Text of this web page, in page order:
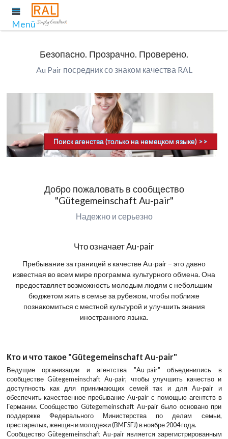
Menü
Безопасно. Прозрачно. Проверено.
Au Pair посредник со знаком качества RAL
Поиск агенства (только на немецком языке) >>
Добро пожаловать в сообщество
"Gütegemeinschaft Au-pair"
Надежно и серьезно
Что означает Au-pair
Пребывание за границей в качестве Au-pair – это давно
известная во всем мире программа культурного обмена. Она
предоставляет возможность молодым людям с небольшим
бюджетом жить в семье за рубежом, чтобы поближе
познакомиться с местной культурой и улучшить знания
иностранного языка.
Кто и что такое "Gütegemeinschaft Au-pair"
Ведущие организации и агентства "Au-pair" объединились в
сообществе Gütegemeinschaft Au-pair, чтобы улучшить качество и
доступность как для принимающих семей так и для Au-pair и
обеспечить качественное пребывание Au-pair с помощью агентств в
Германии. Сообщество Gütegemeinschaft Au-pair было основано при
поддержке Федерального Министерства по делам семьи,
престарелых, женщин и молодежи (BMFSFJ) в ноябре 2004 года.
Сообщество Gütegemeinschaft Au-pair является зарегистрированным